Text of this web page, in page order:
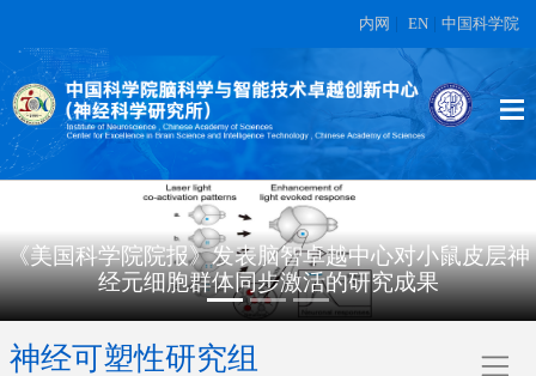
内网 EN 中国科学院
《美国科学院院报》发表脑智卓越中心对小鼠皮层神
经元细胞群体同步激活的研究成果
神经可塑性研究组